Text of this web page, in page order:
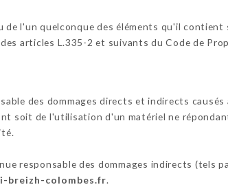
l'un quelconque des éléments qu'il
articles L.335-2 et suivants du Code de
des dommages directs et indirects
soit de l'utilisation d'un matériel ne
responsable des dommages indirects (tels
breizh-colombes.fr.